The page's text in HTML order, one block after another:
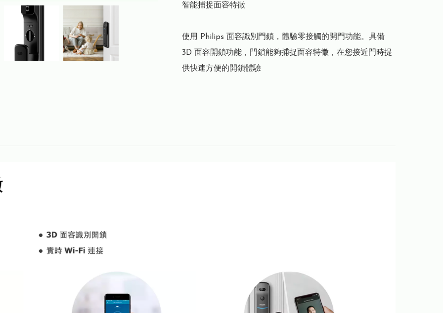
智能捕捉面容特徵
使用 Philips 面容識別門鎖，體驗零接觸的開門功能。具備
3D 面容開鎖功能，門鎖能夠捕捉面容特徵，在您接近門時提
供快速方便的開鎖體驗